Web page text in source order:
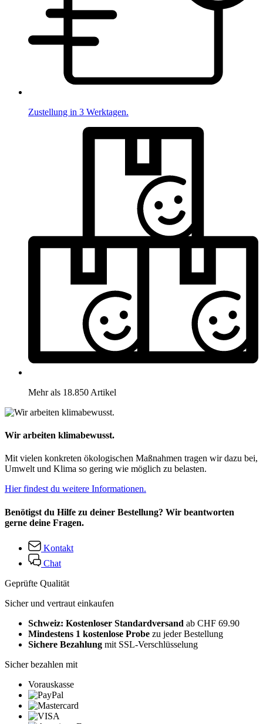
Zustellung in 3 Werktagen.
Mehr als 18.850 Artikel
Wir arbeiten klimabewusst.
Mit vielen konkreten ökologischen Maßnahmen tragen wir dazu bei,
Umwelt und Klima so gering wie möglich zu belasten.
Hier findest du weitere Informationen.
Benötigst du Hilfe zu deiner Bestellung? Wir beantworten
gerne deine Fragen.
Kontakt
Chat
Geprüfte Qualität
Sicher und vertraut einkaufen
Schweiz: Kostenloser Standardversand ab CHF 69.90
Mindestens 1 kostenlose Probe zu jeder Bestellung
Sichere Bezahlung mit SSL-Verschlüsselung
Sicher bezahlen mit
Vorauskasse